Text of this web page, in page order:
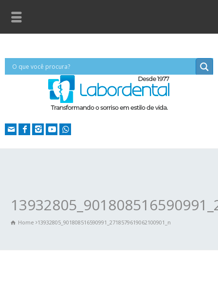
Home 13932805_901808516590991_2718579619062100901_n